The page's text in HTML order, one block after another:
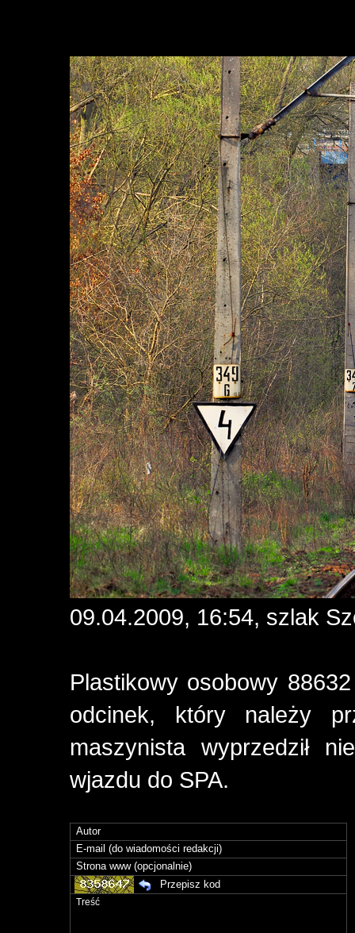
09.04.2009, 16:54, szlak
Plastikowy osobowy
odcinek, który należy
maszynista wyprzedził
wjazdu do SPA.